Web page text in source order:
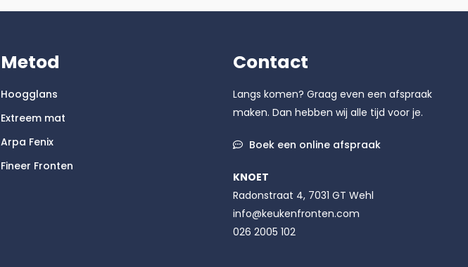
Metod
Hoogglans
Extreem mat
Arpa Fenix
Fineer Fronten
Contact
Langs komen? Graag even een afspraak
maken. Dan hebben wij alle tijd voor je.
Boek een online afspraak
KNOET
Radonstraat 4, 7031 GT Wehl
info@keukenfronten.com
026 2005 102